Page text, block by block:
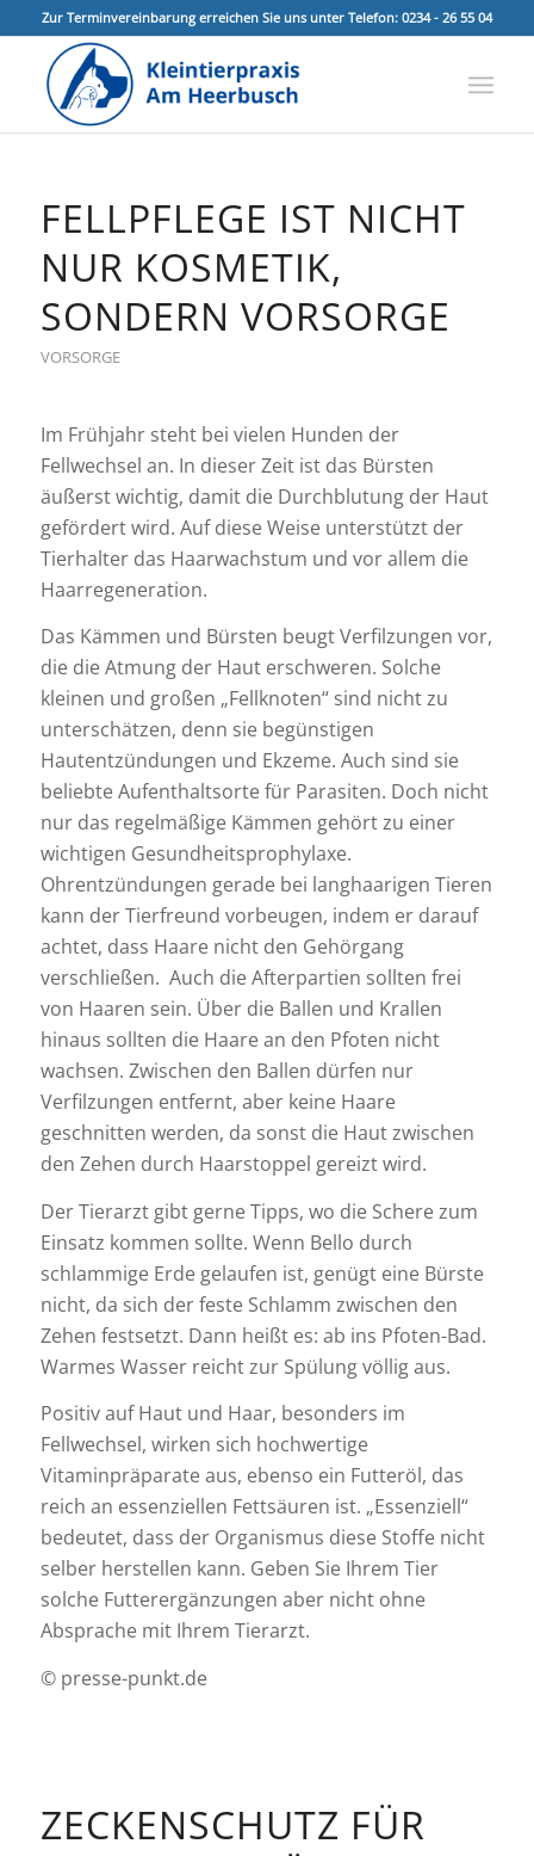
Zur Terminvereinbarung erreichen Sie uns unter Telefon: 0234 - 26 55 04
FELLPFLEGE IST NICHT
NUR KOSMETIK,
SONDERN VORSORGE
VORSORGE
Im Frühjahr steht bei vielen Hunden der
Fellwechsel an. In dieser Zeit ist das Bürsten
äußerst wichtig, damit die Durchblutung der Haut
gefördert wird. Auf diese Weise unterstützt der
Tierhalter das Haarwachstum und vor allem die
Haarregeneration.
Das Kämmen und Bürsten beugt Verfilzungen vor,
die die Atmung der Haut erschweren. Solche
kleinen und großen „Fellknoten“ sind nicht zu
unterschätzen, denn sie begünstigen
Hautentzündungen und Ekzeme. Auch sind sie
beliebte Aufenthaltsorte für Parasiten. Doch nicht
nur das regelmäßige Kämmen gehört zu einer
wichtigen Gesundheitsprophylaxe.
Ohrentzündungen gerade bei langhaarigen Tieren
kann der Tierfreund vorbeugen, indem er darauf
achtet, dass Haare nicht den Gehörgang
verschließen. Auch die Afterpartien sollten frei
von Haaren sein. Über die Ballen und Krallen
hinaus sollten die Haare an den Pfoten nicht
wachsen. Zwischen den Ballen dürfen nur
Verfilzungen entfernt, aber keine Haare
geschnitten werden, da sonst die Haut zwischen
den Zehen durch Haarstoppel gereizt wird.
Der Tierarzt gibt gerne Tipps, wo die Schere zum
Einsatz kommen sollte. Wenn Bello durch
schlammige Erde gelaufen ist, genügt eine Bürste
nicht, da sich der feste Schlamm zwischen den
Zehen festsetzt. Dann heißt es: ab ins Pfoten-Bad.
Warmes Wasser reicht zur Spülung völlig aus.
Positiv auf Haut und Haar, besonders im
Fellwechsel, wirken sich hochwertige
Vitaminpräparate aus, ebenso ein Futteröl, das
reich an essenziellen Fettsäuren ist. „Essenziell“
bedeutet, dass der Organismus diese Stoffe nicht
selber herstellen kann. Geben Sie Ihrem Tier
solche Futterergänzungen aber nicht ohne
Absprache mit Ihrem Tierarzt.
© presse-punkt.de
ZECKENSCHUTZ FÜR